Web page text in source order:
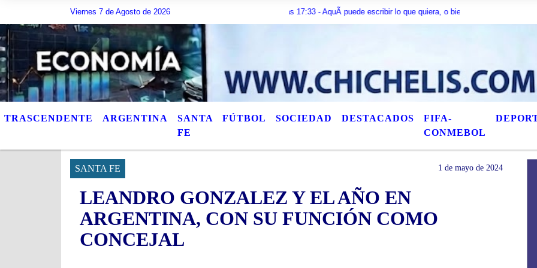
Viernes 7 de Agosto de 2026
Hoy es Viernes 7 de Agosto de 2026 y son las 17:33 - AquÃ­ puede escribir lo que quiera, o bien puede mostrar los
TRASCENDENTE ARGENTINA
SANTA
FE
FÚTBOL SOCIEDAD DESTACADOS
FIFA-
CONMEBOL
SANTA FE 1 de mayo de 2024
LEANDRO GONZALEZ Y EL AÑO EN
ARGENTINA, CON SU FUNCIÓN COMO
CONCEJAL